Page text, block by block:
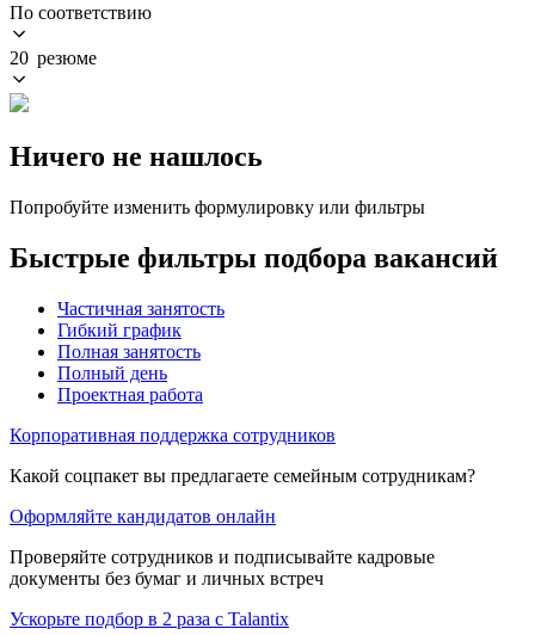
По соответствию
20 резюме
Ничего не нашлось
Попробуйте изменить формулировку или фильтры
Быстрые фильтры подбора вакансий
Частичная занятость
Гибкий график
Полная занятость
Полный день
Проектная работа
Корпоративная поддержка сотрудников
Какой соцпакет вы предлагаете семейным сотрудникам?
Оформляйте кандидатов онлайн
Проверяйте сотрудников и подписывайте кадровые
документы без бумаг и личных встреч
Ускорьте подбор в 2 раза с Talantix